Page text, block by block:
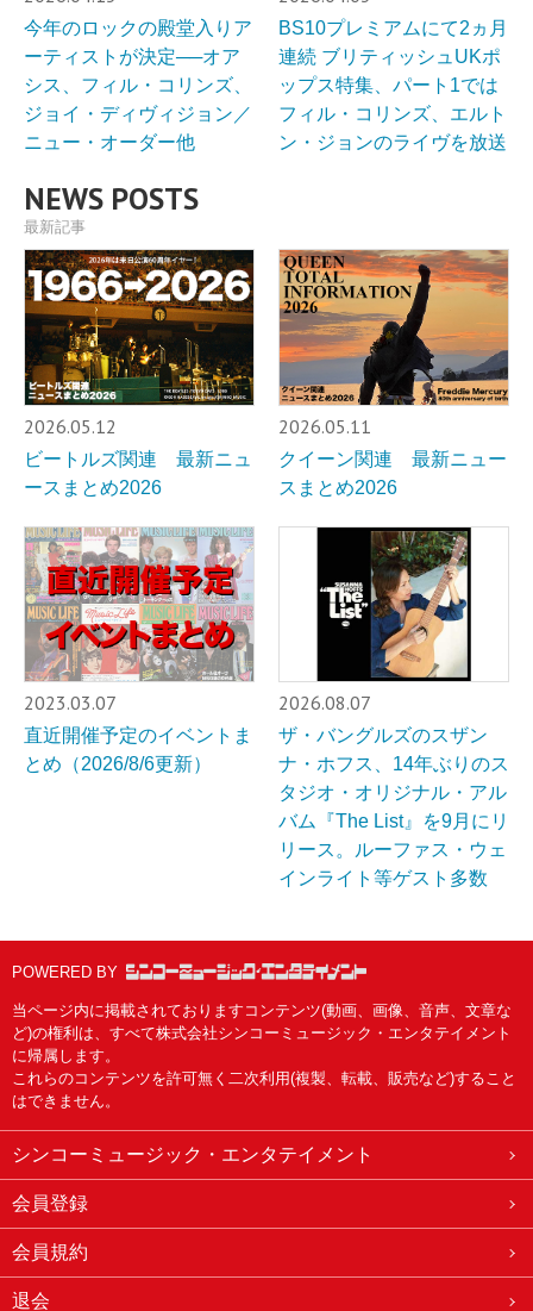
今年のロックの殿堂入りア
ーティストが決定──オア
シス、フィル・コリンズ、
ジョイ・ディヴィジョン／
ニュー・オーダー他
BS10プレミアムにて2ヵ月
連続 ブリティッシュUKポ
ップス特集、パート1では
フィル・コリンズ、エルト
ン・ジョンのライヴを放送
NEWS POSTS
最新記事
2026.05.12
ビートルズ関連 最新ニュ
ースまとめ2026
2026.05.11
クイーン関連 最新ニュー
スまとめ2026
2023.03.07
直近開催予定のイベントま
とめ（2026/8/6更新）
2026.08.07
ザ・バングルズのスザン
ナ・ホフス、14年ぶりのス
タジオ・オリジナル・アル
バム『The List』を9月にリ
リース。ルーファス・ウェ
インライト等ゲスト多数
POWERED BY
当ページ内に掲載されておりますコンテンツ(動画、画像、音声、文章な
ど)の権利は、すべて株式会社シンコーミュージック・エンタテイメント
に帰属します。
これらのコンテンツを許可無く二次利用(複製、転載、販売など)すること
はできません。
シンコーミュージック・エンタテイメント
会員登録
会員規約
退会